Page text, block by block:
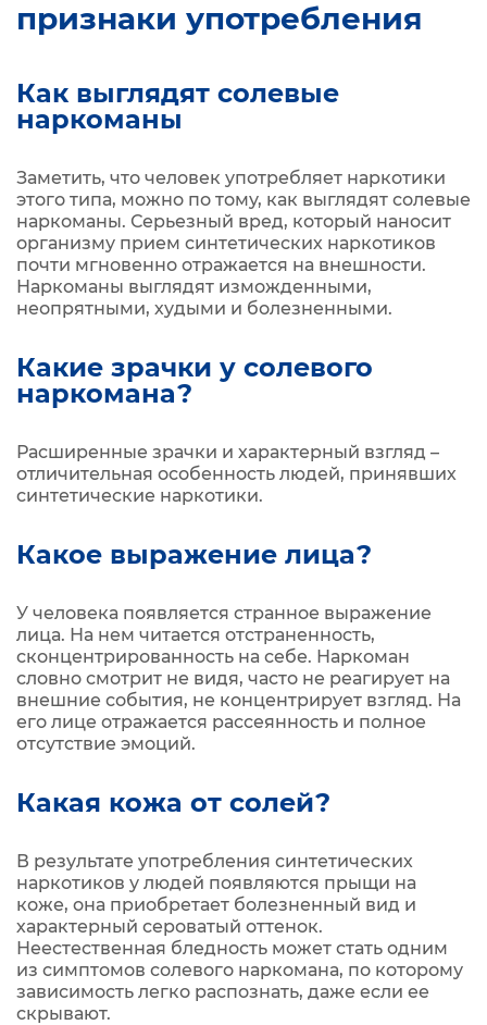
признаки употребления
Как выглядят солевые
наркоманы
Заметить, что человек употребляет наркотики
этого типа, можно по тому, как выглядят солевые
наркоманы. Серьезный вред, который наносит
организму прием синтетических наркотиков
почти мгновенно отражается на внешности.
Наркоманы выглядят изможденными,
неопрятными, худыми и болезненными.
Какие зрачки у солевого
наркомана?
Расширенные зрачки и характерный взгляд –
отличительная особенность людей, принявших
синтетические наркотики.
Какое выражение лица?
У человека появляется странное выражение
лица. На нем читается отстраненность,
сконцентрированность на себе. Наркоман
словно смотрит не видя, часто не реагирует на
внешние события, не концентрирует взгляд. На
его лице отражается рассеянность и полное
отсутствие эмоций.
Какая кожа от солей?
В результате употребления синтетических
наркотиков у людей появляются прыщи на
коже, она приобретает болезненный вид и
характерный сероватый оттенок.
Неестественная бледность может стать одним
из симптомов солевого наркомана, по которому
зависимость легко распознать, даже если ее
скрывают.